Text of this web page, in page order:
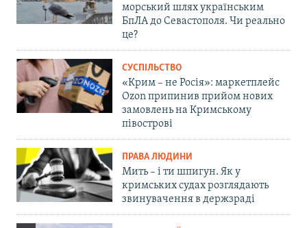
морський шлях українським
БпЛА до Севастополя. Чи реально
це?
СУСПІЛЬСТВО
«Крим – не Росія»: маркетплейс
Ozon припинив прийом нових
замовлень на Кримському
півострові
ПРАВА ЛЮДИНИ
Мить – і ти шпигун. Як у
кримських судах розглядають
звинувачення в держзраді